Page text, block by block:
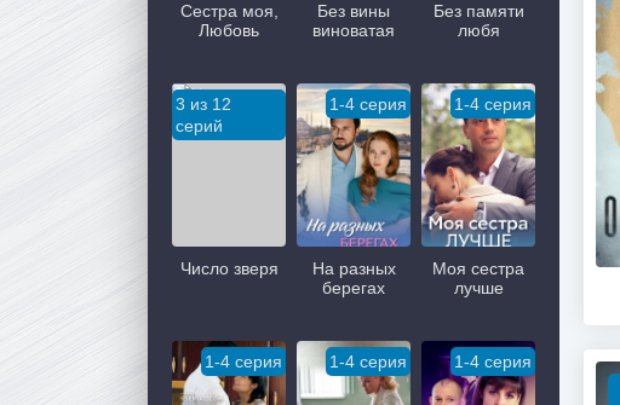
Сестра моя,
Любовь
Без вины
виноватая
Без памяти
любя
3 из 12
серий
Число зверя
1-4 серия
На разных
берегах
1-4 серия
Моя сестра
лучше
1-4 серия 1-4 серия 1-4 серия